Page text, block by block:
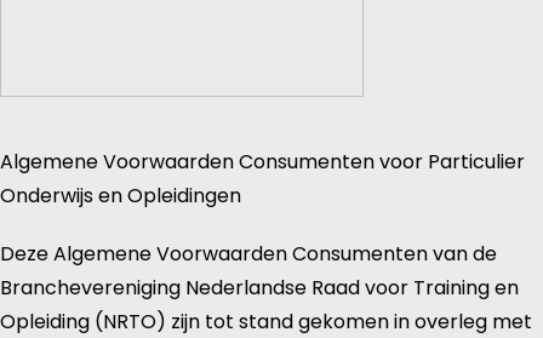
Algemene Voorwaarden Consumenten voor Particulier
Onderwijs en Opleidingen
Deze Algemene Voorwaarden Consumenten van de
Branchevereniging Nederlandse Raad voor Training en
Opleiding (NRTO) zijn tot stand gekomen in overleg met